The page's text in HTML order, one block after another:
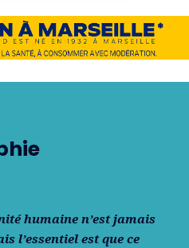
humaine n’est jamais
l’essentiel est que ce